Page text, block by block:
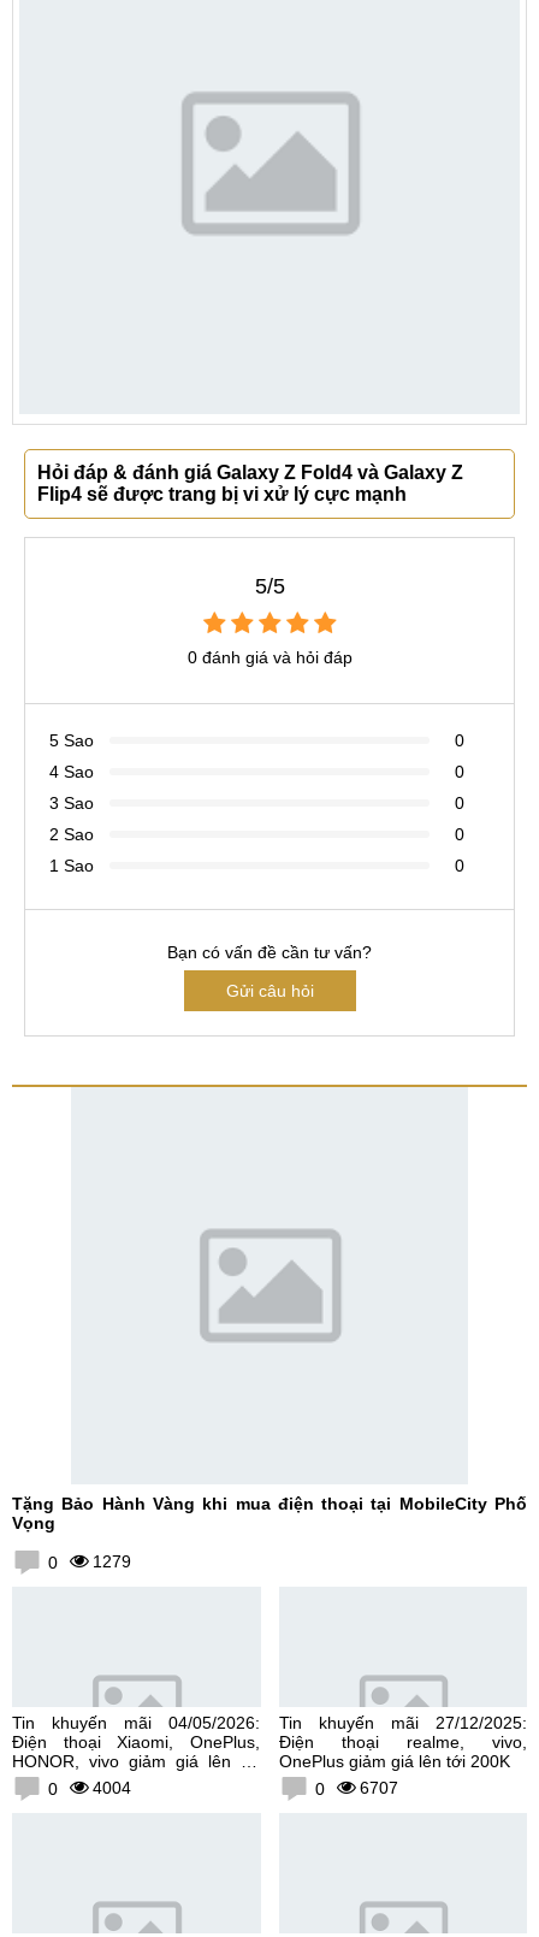
Hỏi đáp & đánh giá Galaxy Z Fold4 và Galaxy Z
Flip4 sẽ được trang bị vi xử lý cực mạnh
5/5
0 đánh giá và hỏi đáp
5 Sao
0
4 Sao
0
3 Sao
0
2 Sao
0
1 Sao
0
Bạn có vấn đề cần tư vấn?
Gửi câu hỏi
Tặng Bảo Hành Vàng khi mua điện thoại tại MobileCity Phố
Vọng
0 1279
Tin khuyến mãi 04/05/2026:
Điện thoại Xiaomi, OnePlus,
HONOR, vivo giảm giá lên tới
300K0 4004
Tin khuyến mãi 27/12/2025:
Điện thoại realme, vivo,
OnePlus giảm giá lên tới 200K
0
6707